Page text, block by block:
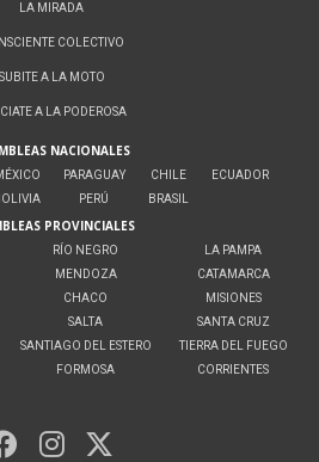
LA MIRADA
COLECTIVO
SUBITE A LA MOTO
A LA PODEROSA
NACIONALES
PARAGUAY
PERÚ
CHILE
BRASIL
ECUADOR
PROVINCIALES
RÍO NEGRO
MENDOZA
CHACO
SALTA
SANTIAGO DEL ESTERO
FORMOSA
LA PAMPA
CATAMARCA
MISIONES
SANTA CRUZ
TIERRA DEL FUEGO
CORRIENTES